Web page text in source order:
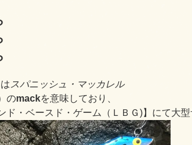
スパニッシュ・マッカレル
のmackを意味しており、
ド・ベースド・ゲーム（ＬＢＧ)】にて大